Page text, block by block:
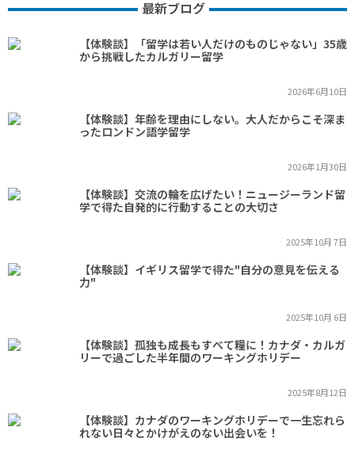
最新ブログ
【体験談】「留学は若い人だけのものじゃない」35歳
から挑戦したカルガリー留学
2026年6月10日
【体験談】年齢を理由にしない。大人だからこそ深ま
ったロンドン語学留学
2026年1月30日
【体験談】交流の輪を広げたい！ニュージーランド留
学で得た自発的に行動することの大切さ
2025年10月 7日
【体験談】イギリス留学で得た"自分の意見を伝える
力"
2025年10月 6日
【体験談】孤独も成長もすべて糧に！カナダ・カルガ
リーで過ごした半年間のワーキングホリデー
2025年8月12日
【体験談】カナダのワーキングホリデーで一生忘れら
れない日々とかけがえのない出会いを！